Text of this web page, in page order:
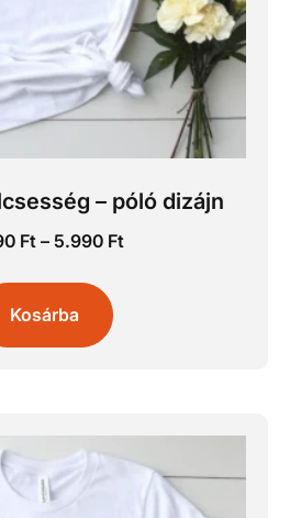
– póló dizájn
Ft – 5.990 Ft
Kosárba